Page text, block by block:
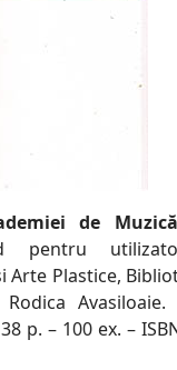
de
pentru
Arte Plastice,
p. – 100 ex. –